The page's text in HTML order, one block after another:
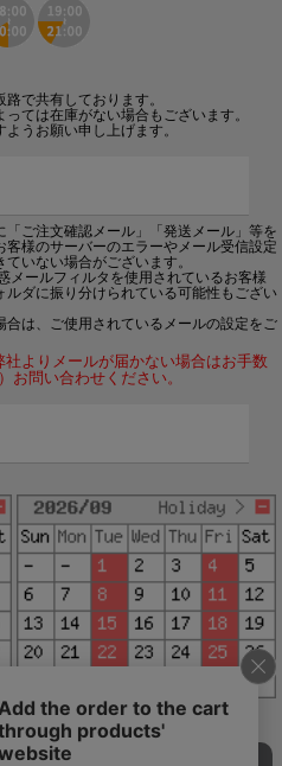
で共有しております。
ては在庫がない場合もございます。
うお願い申し上げます。
ご注文確認メール」「発送メール」等を
様のサーバーのエラーやメール受信設定
いない場合がございます。
メールフィルタを使用されているお客様
ダに振り分けられている可能性もござい
は、ご使用されているメールの設定をご
よりメールが届かない場合はお手数
お問い合わせください。